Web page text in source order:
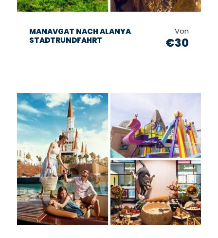
MANAVGAT NACH ALANYA
STADTRUNDFAHRT
Von
€30